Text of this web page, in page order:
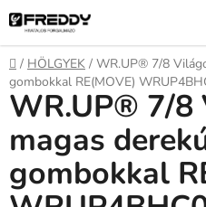
Ugrás
fő
tartalomhoz
Kezdőlap
/ HÖLGYEK / WR.UP® 7/8
gombokkal RE(MOVE)
WR.UP® 7/8
magas
gombokkal